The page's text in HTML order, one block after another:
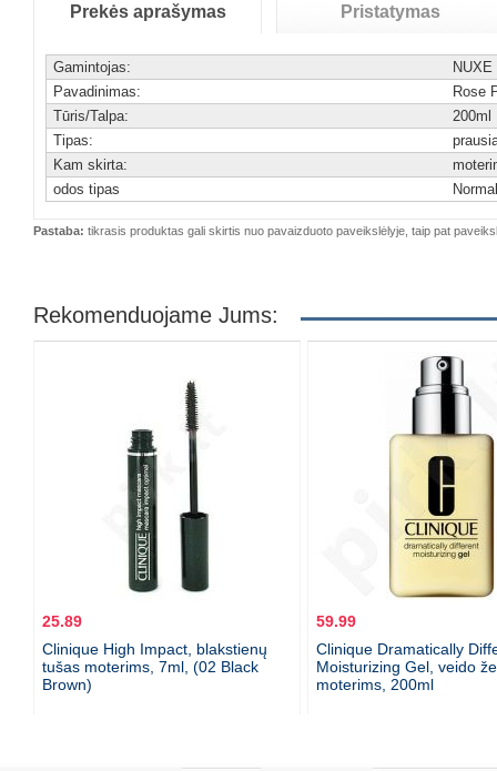
Prekės aprašymas Pristatymas
Gamintojas:
NUXE
Pavadinimas:
Rose
Tūris/Talpa:
200ml
Tipas:
Kam skirta:
odos tipas
Normal
Pastaba: tikrasis produktas gali skirtis nuo pavaizduoto paveikslėlyje, taip pat
Rekomenduojame Jums:
25.89
Clinique High Impact, blakstienų
tušas moterims, 7ml, (02 Black
Brown)
59.99
Clinique Dramatically
Moisturizing Gel, veido
moterims, 200ml